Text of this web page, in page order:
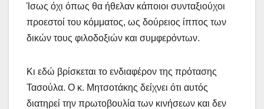
Ίσως όχι όπως θα ήθελαν κάποιοι συνταξιούχοι
προεστοί του κόμματος, ως δούρειος ίππος των
δικών τους φιλοδοξιών και συμφερόντων.
Κι εδώ βρίσκεται το ενδιαφέρον της πρότασης
Τασούλα. Ο κ. Μητσοτάκης δείχνει ότι αυτός
διατηρεί την πρωτοβουλία των κινήσεων και δεν